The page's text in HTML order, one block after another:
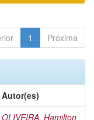
1 Próxima
Autor(es)
OLIVEIRA, Hamilton